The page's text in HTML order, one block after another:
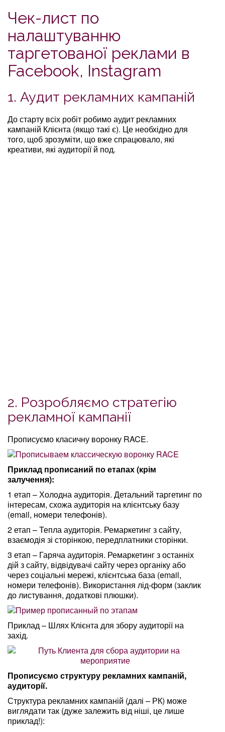
Чек-лист по
налаштуванню
таргетованої реклами в
Facebook, Instagram
1. Аудит рекламних кампаній
До старту всіх робіт робимо аудит рекламних
кампаній Клієнта (якщо такі є). Це необхідно для
того, щоб зрозуміти, що вже спрацювало, які
креативи, які аудиторії й под.
2. Розробляємо стратегію
рекламної кампанії
Прописуємо класичну воронку RACE.
Приклад прописаний по етапах (крім
залучення):
1 етап – Холодна аудиторія. Детальний таргетинг по
інтересам, схожа аудиторія на клієнтську базу
(email, номери телефонів).
2 етап – Тепла аудиторія. Ремаркетинг з сайту,
взаємодія зі сторінкою, передплатники сторінки.
3 етап – Гаряча аудиторія. Ремаркетинг з останніх
дій з сайту, відвідувачі сайту через органіку або
через соціальні мережі, клієнтська база (email,
номери телефонів). Використання лід-форм (заклик
до листування, додаткові плюшки).
Приклад – Шлях Клієнта для збору аудиторії на
захід.
Прописуємо структуру рекламних кампаній,
аудиторії.
Структура рекламних кампаній (далі – РК) може
виглядати так (дуже залежить від ніші, це лише
приклад!):